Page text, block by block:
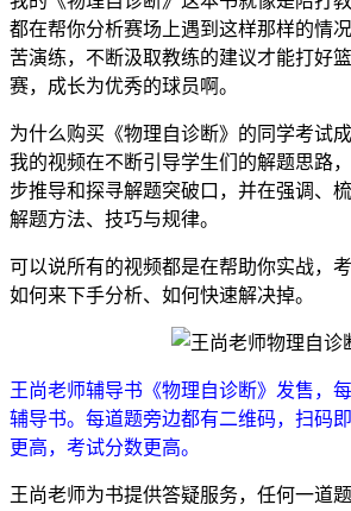
都在帮你分析赛场上遇到这样那样的情
苦演练，不断汲取教练的建议才能打好
赛，成长为优秀的球员啊。
为什么购买《物理自诊断》的同学考试
我的视频在不断引导学生们的解题思路
步推导和探寻解题突破口，并在强调、
解题方法、技巧与规律。
可以说所有的视频都是在帮助你实战，
如何来下手分析、如何快速解决掉。
王尚老师辅导书《物理自诊断》发售，
辅导书。每道题旁边都有二维码，扫码
更高，考试分数更高。
王尚老师为书提供答疑服务，任何一道